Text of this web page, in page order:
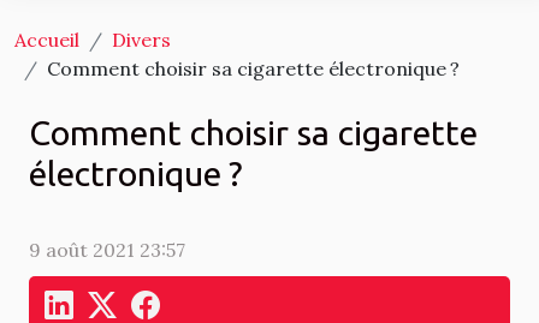
Accueil
Divers
Comment choisir sa cigarette électronique ?
Comment choisir sa cigarette
électronique ?
9 août 2021 23:57